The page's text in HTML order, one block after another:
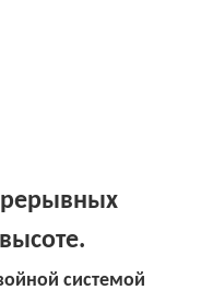
системой